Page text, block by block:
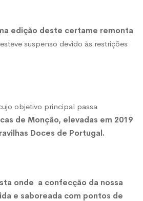
edição deste certame remonta
suspenso devido às restrições
objetivo principal passa
de Monção, elevadas em 2019
Doces de Portugal.
onde a confecção da nossa
e saboreada com pontos de